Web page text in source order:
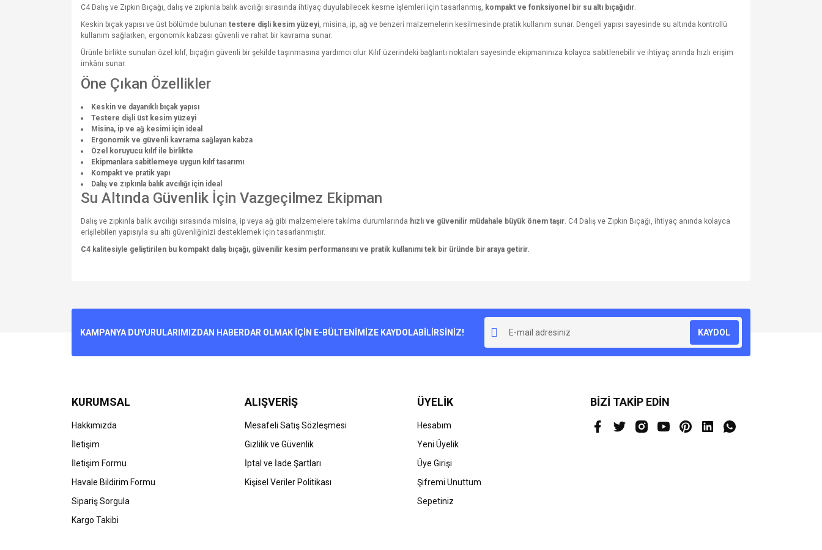
C4 Dalış ve Zıpkın Bıçağı, dalış ve zıpkınla balık avcılığı sırasında ihtiyaç duyulabilecek kesme işlemleri için tasarlanmış, kompakt ve fonksiyonel bir su altı bıçağıdır.
Keskin bıçak yapısı ve üst bölümde bulunan testere dişli kesim yüzeyi, misina, ip, ağ ve benzeri malzemelerin kesilmesinde pratik kullanım sunar. Dengeli yapısı sayesinde su altında kontrollü
kullanım sağlarken, ergonomik kabzası güvenli ve rahat bir kavrama sunar.
Ürünle birlikte sunulan özel kılıf, bıçağın güvenli bir şekilde taşınmasına yardımcı olur. Kılıf üzerindeki bağlantı noktaları sayesinde ekipmanınıza kolayca sabitlenebilir ve ihtiyaç anında hızlı erişim
imkânı sunar.
Öne Çıkan Özellikler
Keskin ve dayanıklı bıçak yapısı
Testere dişli üst kesim yüzeyi
Misina, ip ve ağ kesimi için ideal
Ergonomik ve güvenli kavrama sağlayan kabza
Özel koruyucu kılıf ile birlikte
Ekipmanlara sabitlemeye uygun kılıf tasarımı
Kompakt ve pratik yapı
Dalış ve zıpkınla balık avcılığı için ideal
Su Altında Güvenlik İçin Vazgeçilmez Ekipman
Dalış ve zıpkınla balık avcılığı sırasında misina, ip veya ağ gibi malzemelere takılma durumlarında hızlı ve güvenilir müdahale büyük önem taşır. C4 Dalış ve Zıpkın Bıçağı, ihtiyaç anında kolayca
erişilebilen yapısıyla su altı güvenliğinizi desteklemek için tasarlanmıştır.
C4 kalitesiyle geliştirilen bu kompakt dalış bıçağı, güvenilir kesim performansını ve pratik kullanımı tek bir üründe bir araya getirir.
Ürün resmi kalitesiz, bozuk veya görüntülenemiyor.
Bu ürüne benzer farklı alternatifler olmalı.
Gönder
KAMPANYA DUYURULARIMIZDAN HABERDAR OLMAK İÇİN E-BÜLTENİMİZE KAYDOLABİLİRSİNİZ! KAYDOL
KURUMSAL
Hakkımızda
İletişim
İletişim Formu
Havale Bildirim Formu
Sipariş Sorgula
Kargo Takibi
ALIŞVERİŞ
Mesafeli Satış Sözleşmesi
Gizlilik ve Güvenlik
İptal ve İade Şartları
Kişisel Veriler Politikası
ÜYELİK
Hesabım
Yeni Üyelik
Üye Girişi
Şifremi Unuttum
Sepetiniz
BİZİ TAKİP EDİN